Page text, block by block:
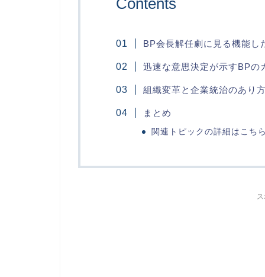
BP会長解任劇に見る機能し
迅速な意思決定が示すBPの
組織変革と企業統治のあり
まとめ
関連トピックの詳細はこち